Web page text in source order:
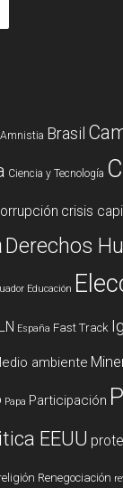
Amnistia Brasil
Ciencia y Tecnología
crisis
Derechos
Educación
España Fast Track
ambiente
Papa Participación
EEUU
Renegociación